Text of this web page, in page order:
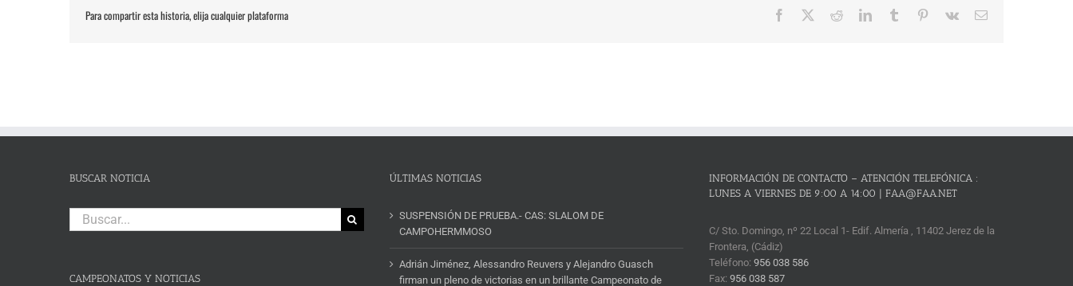
Para compartir esta historia, elija cualquier plataforma Facebook RedditLinkedInTumblr Pinterest
Vk
Correo
BUSCAR NOTICIA
Buscar:
CAMPEONATOS Y NOTICIAS
ÚLTIMAS NOTICIAS
SUSPENSIÓN DE PRUEBA.- CAS: SLALOM DE
CAMPOHERMMOSO
Adrián Jiménez, Alessandro Reuvers y Alejandro Guasch
firman un pleno de victorias en un brillante Campeonato de
INFORMACIÓN DE CONTACTO – ATENCIÓN TELEFÓNICA :
LUNES A VIERNES DE 9:00 A 14:00 | FAA@FAA.NET
C/ Sto. Domingo, nº 22 Local 1- Edif. Almería , 11402 Jerez de la
Frontera, (Cádiz)
Teléfono:956 038 586
Fax:956 038 587